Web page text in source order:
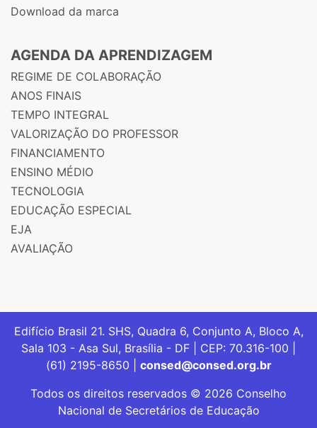
Download da marca
AGENDA DA APRENDIZAGEM
REGIME DE COLABORAÇÃO
ANOS FINAIS
TEMPO INTEGRAL
VALORIZAÇÃO DO PROFESSOR
FINANCIAMENTO
ENSINO MÉDIO
TECNOLOGIA
EDUCAÇÃO ESPECIAL
EJA
AVALIAÇÃO
Edifício Brasil 21. SHS, Quadra 6, Conjunto A, Bloco A,
Sala 103 - Asa Sul, Brasília - DF | CEP: 70.316-100 |
(61) 2195-8650 | consed@consed.org.br
Todos os direitos reservados © 2026 Conselho
Nacional de Secretários de Educação